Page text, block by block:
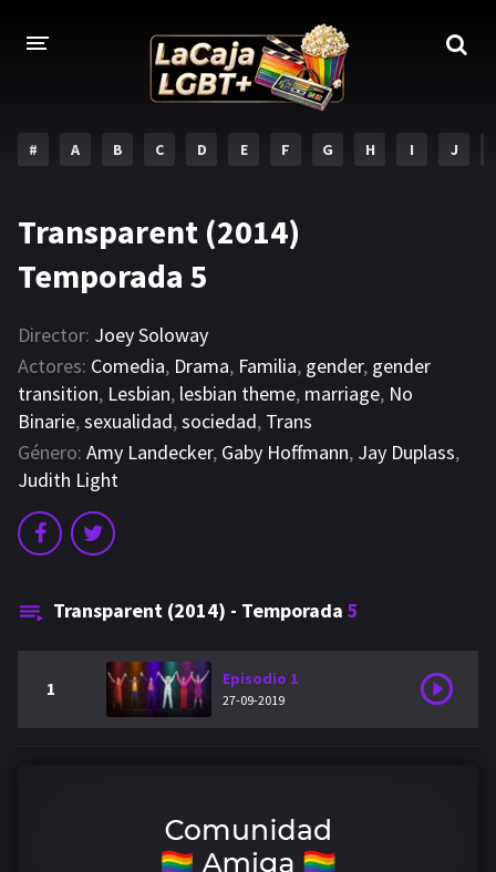
# A B C D E F G H I J
Transparent (2014)
Temporada 5
Director: Joey Soloway
Actores: Comedia, Drama, Familia, gender, gender
transition, Lesbian, lesbian theme, marriage, No
Binarie,sexualidad,sociedad, Trans
Género: Amy Landecker, Gaby Hoffmann, Jay Duplass,
Judith Light
Transparent (2014) - Temporada 5
1 Episodio 1
27-09-2019